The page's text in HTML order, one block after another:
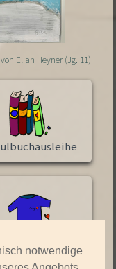
notwendige
von Eliah Heyner (Jg. 11)
Campe-Shirts